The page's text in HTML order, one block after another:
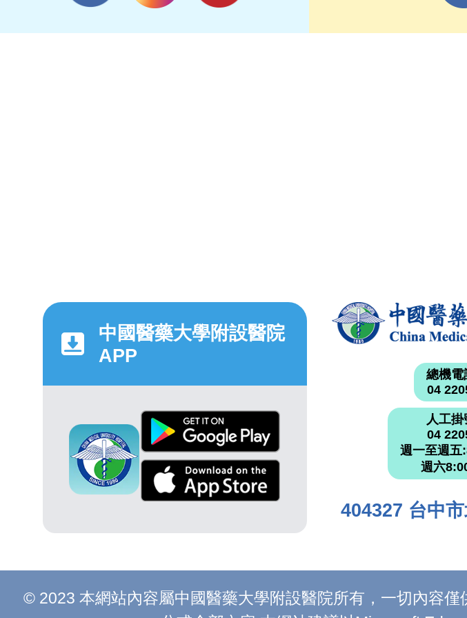
中國醫藥大學附設醫院
APP
總機電
04
人工
04
週一至週五
週六
404327 台中
© 2023 本網站內容屬中國醫藥大學附設醫院所有，一切內容